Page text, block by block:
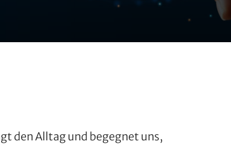
den Alltag und begegnet uns,